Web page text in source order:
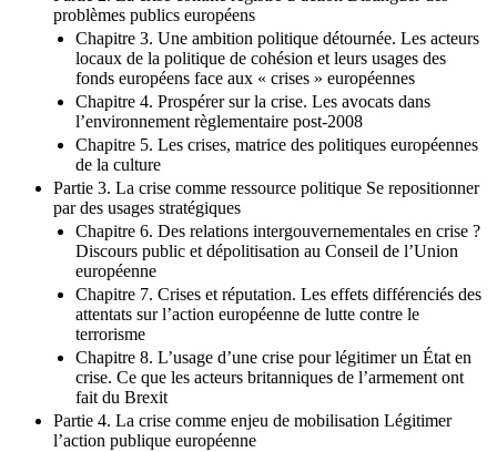
problèmes publics européens
Chapitre 3. Une ambition politique détournée. Les acteurs
locaux de la politique de cohésion et leurs usages des
fonds européens face aux « crises » européennes
Chapitre 4. Prospérer sur la crise. Les avocats dans
l’environnement règlementaire post-2008
Chapitre 5. Les crises, matrice des politiques européennes
de la culture
Partie 3. La crise comme ressource politique Se repositionner
par des usages stratégiques
Chapitre 6. Des relations intergouvernementales en crise ?
Discours public et dépolitisation au Conseil de l’Union
européenne
Chapitre 7. Crises et réputation. Les effets différenciés des
attentats sur l’action européenne de lutte contre le
terrorisme
Chapitre 8. L’usage d’une crise pour légitimer un État en
crise. Ce que les acteurs britanniques de l’armement ont
fait du Brexit
Partie 4. La crise comme enjeu de mobilisation Légitimer
l’action publique européenne